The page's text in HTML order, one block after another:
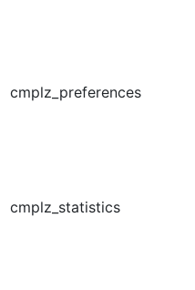
cmplz_preferences
cmplz_statistics